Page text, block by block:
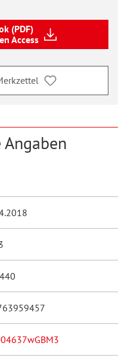
(PDF)
Access